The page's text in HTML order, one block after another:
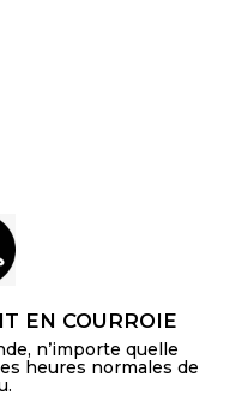
EN COURROIE
n’importe quelle
heures normales de